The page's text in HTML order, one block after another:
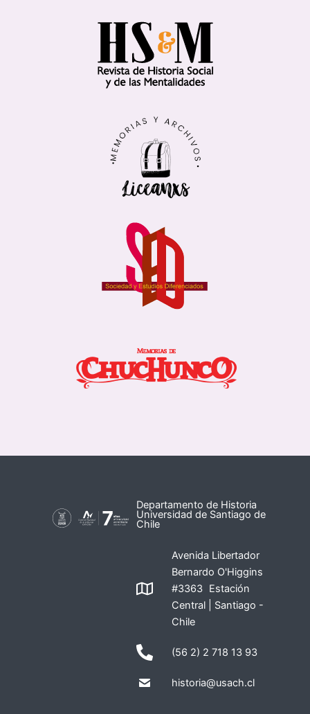
Departamento de Historia
Universidad de Santiago de
Chile
Avenida Libertador
Bernardo O'Higgins
#3363 Estación
Central | Santiago -
Chile
(56 2) 2 718 13 93
historia@usach.cl